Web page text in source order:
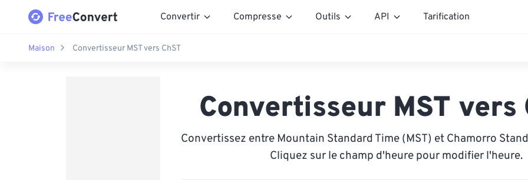
Convertir Compresse Outils API Tarification
Maison Convertisseur MST vers ChST
Convertisseur MST vers
Convertissez entre Mountain Standard Time (MST) et Chamorro
Cliquez sur le champ d'heure pour modifier l'heure.